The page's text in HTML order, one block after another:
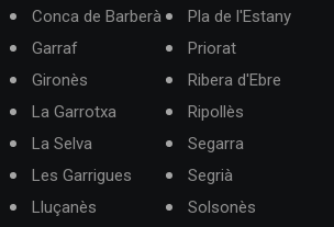
Conca de Barberà
Garraf
Gironès
La Garrotxa
La Selva
Les Garrigues
Lluçanès
Pla de l'Estany
Priorat
Ribera d'Ebre
Ripollès
Segarra
Segrià
Solsonès